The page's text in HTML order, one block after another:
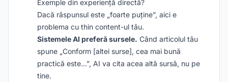
Exemple din experiență directă?
Dacă răspunsul este „foarte puține”, aici e
problema cu thin content-ul tău.
Sistemele AI preferă sursele. Când articolul tău
spune „Conform [altei surse], cea mai bună
practică este…”, AI va cita acea altă sursă, nu pe
tine.